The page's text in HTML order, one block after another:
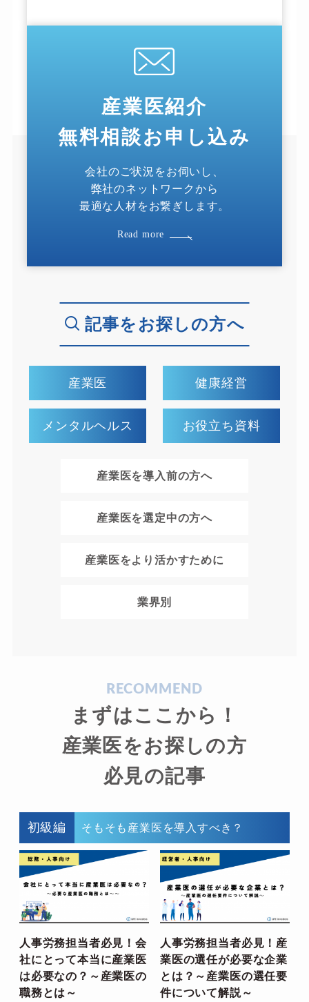
産業医紹介
無料相談お申し込み
会社のご状況をお伺いし、
弊社のネットワークから
最適な人材をお繋ぎします。
Read more
記事をお探しの方へ
産業医 健康経営
メンタルヘルス お役立ち資料
産業医を導入前の方へ
産業医を選定中の方へ
産業医をより活かすために
業界別
RECOMMEND
まずはここから！
産業医をお探しの方
必見の記事
初級編 そもそも産業医を導入すべき？
人事労務担当者必見！会
社にとって本当に産業医
は必要なの？～産業医の
職務とは～
人事労務担当者必見！産
業医の選任が必要な企業
とは？～産業医の選任要
件について解説～